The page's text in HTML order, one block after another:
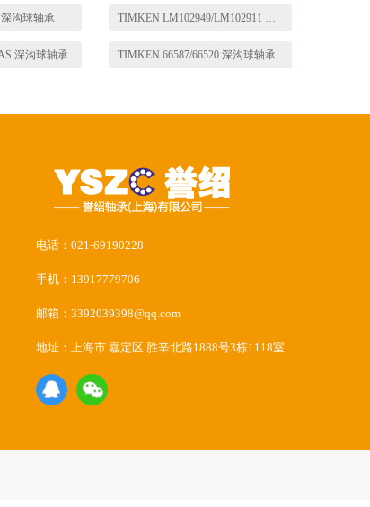
沟球轴承 TIMKEN LM102949/LM102911 深沟球轴承
深沟球轴承 TIMKEN 66587/66520 深沟球轴承
电话：021-69190228
手机：13917779706
邮箱：3392039398@qq.com
地址：上海市 嘉定区 胜辛北路1888号3栋1118室